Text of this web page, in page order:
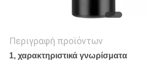
Περιγραφή προϊόντων
1, χαρακτηριστικά γνωρίσματα